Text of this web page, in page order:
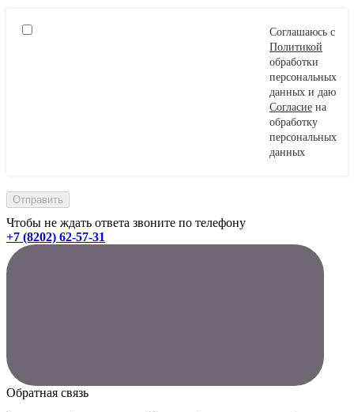
Соглашаюсь с
Политикой
обработки
персональных
данных и даю
Согласие на
обработку
персональных
данных
Чтобы не ждать ответа звоните по телефону
+7 (8202) 62-57-31
Обратная связь